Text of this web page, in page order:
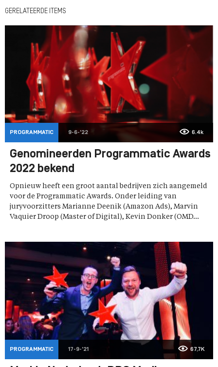
GERELATEERDE ITEMS
PROGRAMMATIC 9-6-'22 6.4k
Genomineerden Programmatic Awards
2022 bekend
Opnieuw heeft een groot aantal bedrijven zich aangemeld
voor de Programmatic Awards. Onder leiding van
juryvoorzitters Marianne Deenik (Amazon Ads), Marvin
Vaquier Droop (Master of Digital), Kevin Donker (OMD...
PROGRAMMATIC 17-9-'21 67,7K